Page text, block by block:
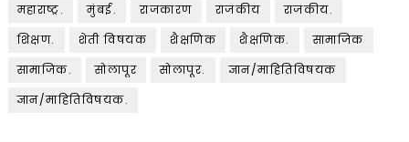
महाराष्ट्र.
मुंबई. राजकारण राजकीय
राजकीय.
शिक्षण.
शेती विषयक शैक्षणिक शैक्षणिक.
सामाजिक
सामाजिक.
सोलापूर सोलापूर.
ज्ञान/माहितिविषयक
ज्ञान/माहितिविषयक.